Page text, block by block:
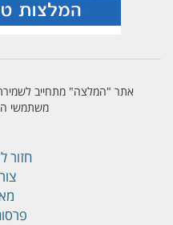
אתר "המלצה" מתחייב
משתמשי
חזור